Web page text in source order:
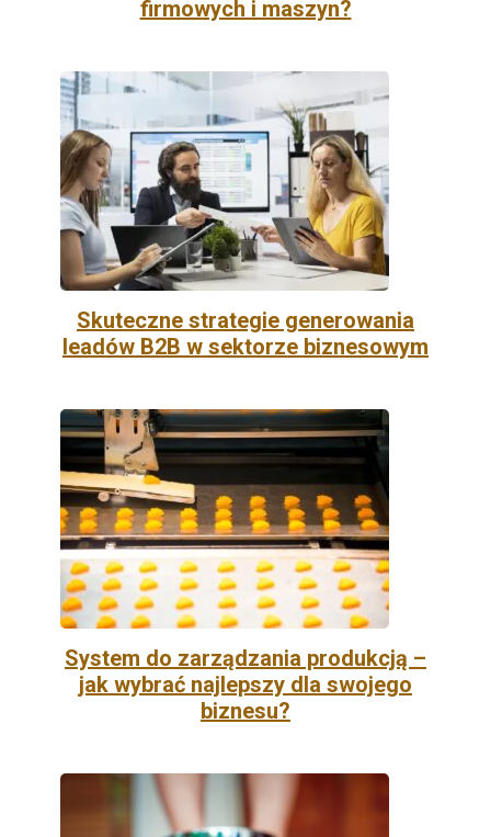
firmowych i maszyn?
Skuteczne strategie generowania
leadów B2B w sektorze biznesowym
System do zarządzania produkcją –
jak wybrać najlepszy dla swojego
biznesu?